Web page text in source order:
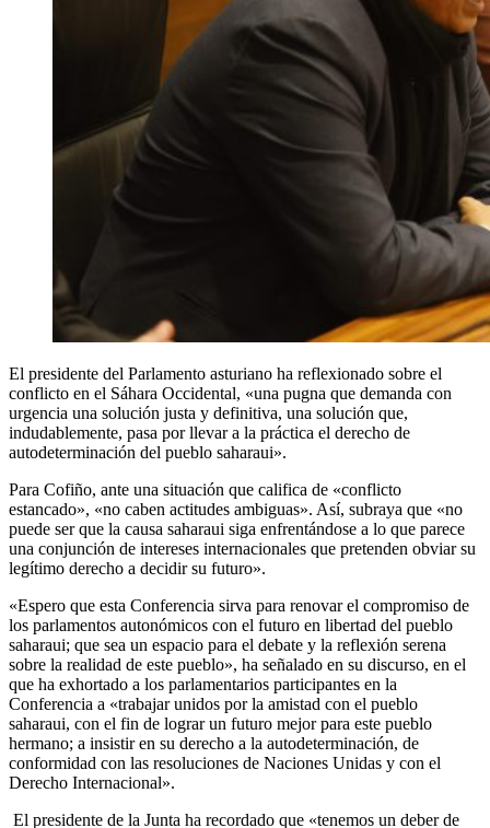
El presidente del Parlamento asturiano ha reflexionado sobre el
conflicto en el Sáhara Occidental, «una pugna que demanda con
urgencia una solución justa y definitiva, una solución que,
indudablemente, pasa por llevar a la práctica el derecho de
autodeterminación del pueblo saharaui».
Para Cofiño, ante una situación que califica de «conflicto
estancado», «no caben actitudes ambiguas». Así, subraya que «no
puede ser que la causa saharaui siga enfrentándose a lo que parece
una conjunción de intereses internacionales que pretenden obviar su
legítimo derecho a decidir su futuro».
«Espero que esta Conferencia sirva para renovar el compromiso de
los parlamentos autonómicos con el futuro en libertad del pueblo
saharaui; que sea un espacio para el debate y la reflexión serena
sobre la realidad de este pueblo», ha señalado en su discurso, en el
que ha exhortado a los parlamentarios participantes en la
Conferencia a «trabajar unidos por la amistad con el pueblo
saharaui, con el fin de lograr un futuro mejor para este pueblo
hermano; a insistir en su derecho a la autodeterminación, de
conformidad con las resoluciones de Naciones Unidas y con el
Derecho Internacional».
El presidente de la Junta ha recordado que «tenemos un deber de